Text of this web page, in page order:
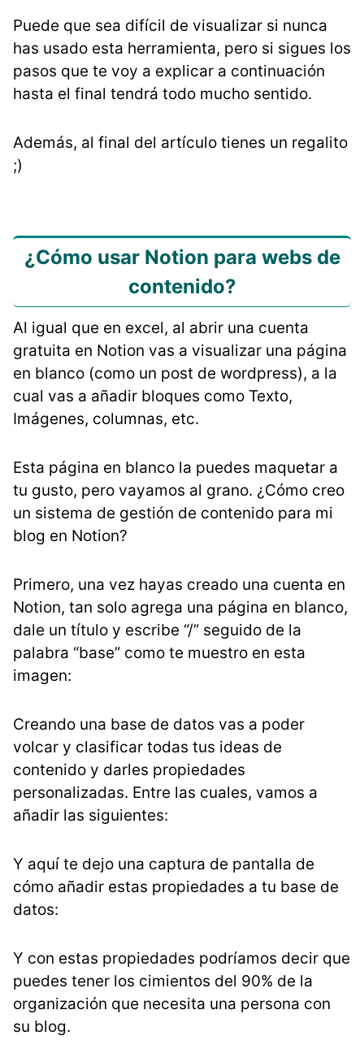
Puede que sea difícil de visualizar si nunca
has usado esta herramienta, pero si sigues los
pasos que te voy a explicar a continuación
hasta el final tendrá todo mucho sentido.
Además, al final del artículo tienes un regalito
;)
¿Cómo usar Notion para webs de
contenido?
Al igual que en excel, al abrir una cuenta
gratuita en Notion vas a visualizar una página
en blanco (como un post de wordpress), a la
cual vas a añadir bloques como Texto,
Imágenes, columnas, etc.
Esta página en blanco la puedes maquetar a
tu gusto, pero vayamos al grano. ¿Cómo creo
un sistema de gestión de contenido para mi
blog en Notion?
Primero, una vez hayas creado una cuenta en
Notion, tan solo agrega una página en blanco,
dale un título y escribe “/” seguido de la
palabra “base” como te muestro en esta
imagen:
Creando una base de datos vas a poder
volcar y clasificar todas tus ideas de
contenido y darles propiedades
personalizadas. Entre las cuales, vamos a
añadir las siguientes:
Y aquí te dejo una captura de pantalla de
cómo añadir estas propiedades a tu base de
datos:
Y con estas propiedades podríamos decir que
puedes tener los cimientos del 90% de la
organización que necesita una persona con
su blog.